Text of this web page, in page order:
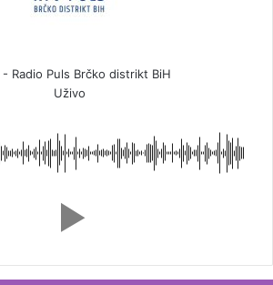
- Radio Puls Brčko distrikt BiH
Uživo